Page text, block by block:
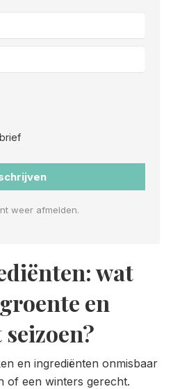
weer afmelden.
wat
en
en ingrediënten onmisbaar
of een winters gerecht.